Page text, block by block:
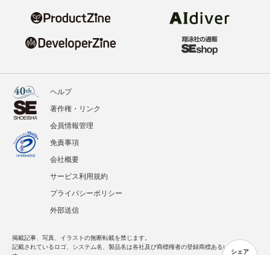
シェア
ヘルプ
著作権・リンク
会員情報管理
免責事項
会社概要
サービス利用規約
プライバシーポリシー
外部送信
掲載記事、写真、イラストの無断転載を禁じます。
記載されているロゴ、システム名、製品名は各社及び商標権者の登録商標あるいは商標で